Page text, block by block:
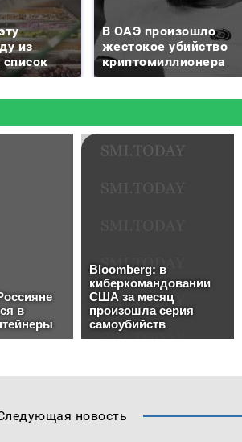
из
В ОАЭ произошло
жестокое убийство
криптомиллионера
новость